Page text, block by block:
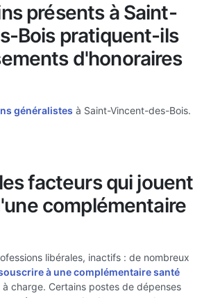
présents à Saint-
Bois pratiquent-ils
d'honoraires
généralistes à Saint-Vincent-des-Bois.
facteurs qui jouent
complémentaire
libérales, inactifs : de nombreux
à une complémentaire santé
charge. Certains postes de dépenses